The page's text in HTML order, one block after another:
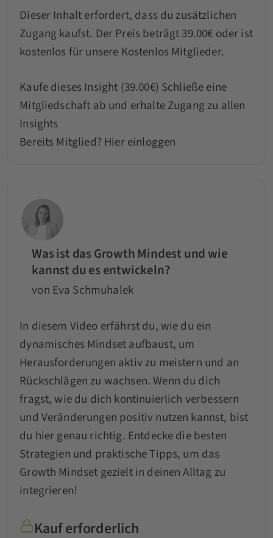
Dieser Inhalt erfordert, dass du zusätzlichen
Zugang kaufst. Der Preis beträgt 39.00€ oder ist
kostenlos für unsere Kostenlos Mitglieder.
Kaufe dieses Insight (39.00€) Schließe eine
Mitgliedschaft ab und erhalte Zugang zu allen
Insights
Bereits Mitglied? Hier einloggen
Was ist das Growth Mindest und wie
kannst du es entwickeln?
von Eva Schmuhalek
In diesem Video erfährst du, wie du ein
dynamisches Mindset aufbaust, um
Herausforderungen aktiv zu meistern und an
Rückschlägen zu wachsen. Wenn du dich
fragst, wie du dich kontinuierlich verbessern
und Veränderungen positiv nutzen kannst, bist
du hier genau richtig. Entdecke die besten
Strategien und praktische Tipps, um das
Growth Mindset gezielt in deinen Alltag zu
integrieren!
Kauf erforderlich